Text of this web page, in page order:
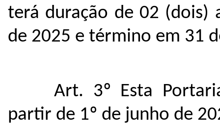
terá duração de 02 (dois)
de 2025 e término em 31
Art. 3º Esta
partir de 1º de junho de